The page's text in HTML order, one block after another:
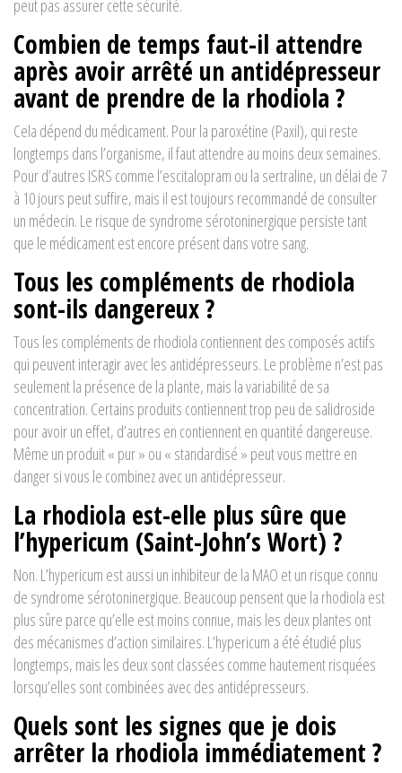
peut pas assurer cette sécurité.
Combien de temps faut-il attendre
après avoir arrêté un antidépresseur
avant de prendre de la rhodiola ?
Cela dépend du médicament. Pour la paroxétine (Paxil), qui reste
longtemps dans l’organisme, il faut attendre au moins deux semaines.
Pour d’autres ISRS comme l’escitalopram ou la sertraline, un délai de 7
à 10 jours peut suffire, mais il est toujours recommandé de consulter
un médecin. Le risque de syndrome sérotoninergique persiste tant
que le médicament est encore présent dans votre sang.
Tous les compléments de rhodiola
sont-ils dangereux ?
Tous les compléments de rhodiola contiennent des composés actifs
qui peuvent interagir avec les antidépresseurs. Le problème n’est pas
seulement la présence de la plante, mais la variabilité de sa
concentration. Certains produits contiennent trop peu de salidroside
pour avoir un effet, d’autres en contiennent en quantité dangereuse.
Même un produit « pur » ou « standardisé » peut vous mettre en
danger si vous le combinez avec un antidépresseur.
La rhodiola est-elle plus sûre que
l’hypericum (Saint-John’s Wort) ?
Non. L’hypericum est aussi un inhibiteur de la MAO et un risque connu
de syndrome sérotoninergique. Beaucoup pensent que la rhodiola est
plus sûre parce qu’elle est moins connue, mais les deux plantes ont
des mécanismes d’action similaires. L’hypericum a été étudié plus
longtemps, mais les deux sont classées comme hautement risquées
lorsqu’elles sont combinées avec des antidépresseurs.
Quels sont les signes que je dois
arrêter la rhodiola immédiatement ?